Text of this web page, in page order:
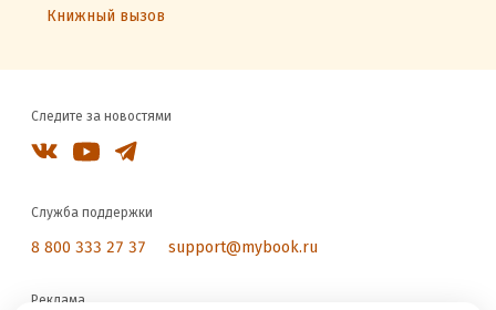
Книжный вызов
Следите за новостями
Служба поддержки
8 800 333 27 37 support@mybook.ru
Реклама